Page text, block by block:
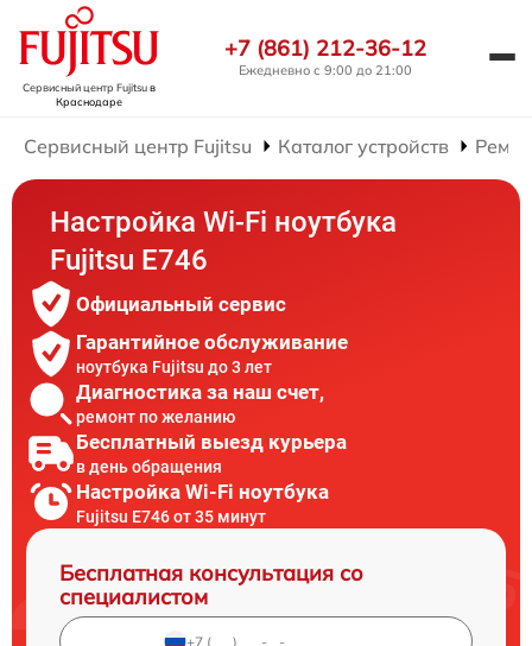
Сервисный центр Fujitsuв
Краснодаре
+7 (861) 212-36-12
Ежедневно с 9:00 до 21:00
Сервисный центр Fujitsu Каталог устройств
Настройка Wi-Fi ноутбука
Fujitsu E746
Официальный сервис
Гарантийное обслуживание
ноутбука Fujitsu до 3 лет
Диагностика за наш счет,
ремонт по желанию
Бесплатный выезд курьера
в день обращения
Настройка Wi-Fi ноутбука
Fujitsu E746 от 35 минут
Бесплатная консультация со
специалистом